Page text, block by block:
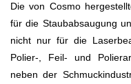
Die von Cosmo
für die Staubabsaugung
nicht nur für die
Polier-, Feil- und
neben der